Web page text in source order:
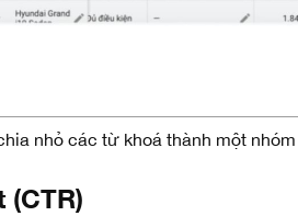
nhỏ các từ khoá thành một
(CTR)